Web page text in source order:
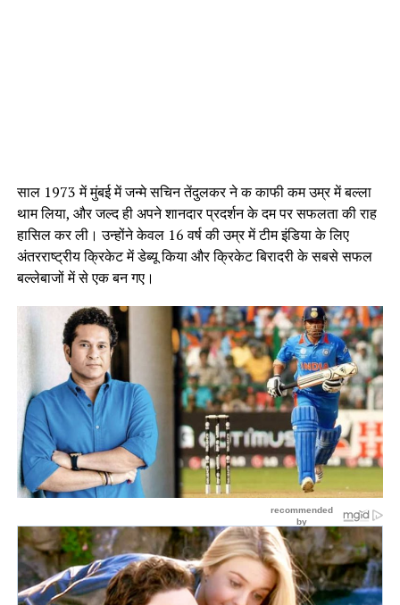
साल 1973 में मुंबई में जन्मे सचिन तेंदुलकर ने क काफी कम उम्र में बल्ला
थाम लिया, और जल्द ही अपने शानदार प्रदर्शन के दम पर सफलता की राह
हासिल कर ली। उन्होंने केवल 16 वर्ष की उम्र में टीम इंडिया के लिए
अंतरराष्ट्रीय क्रिकेट में डेब्यू किया और क्रिकेट बिरादरी के सबसे सफल
बल्लेबाजों में से एक बन गए।